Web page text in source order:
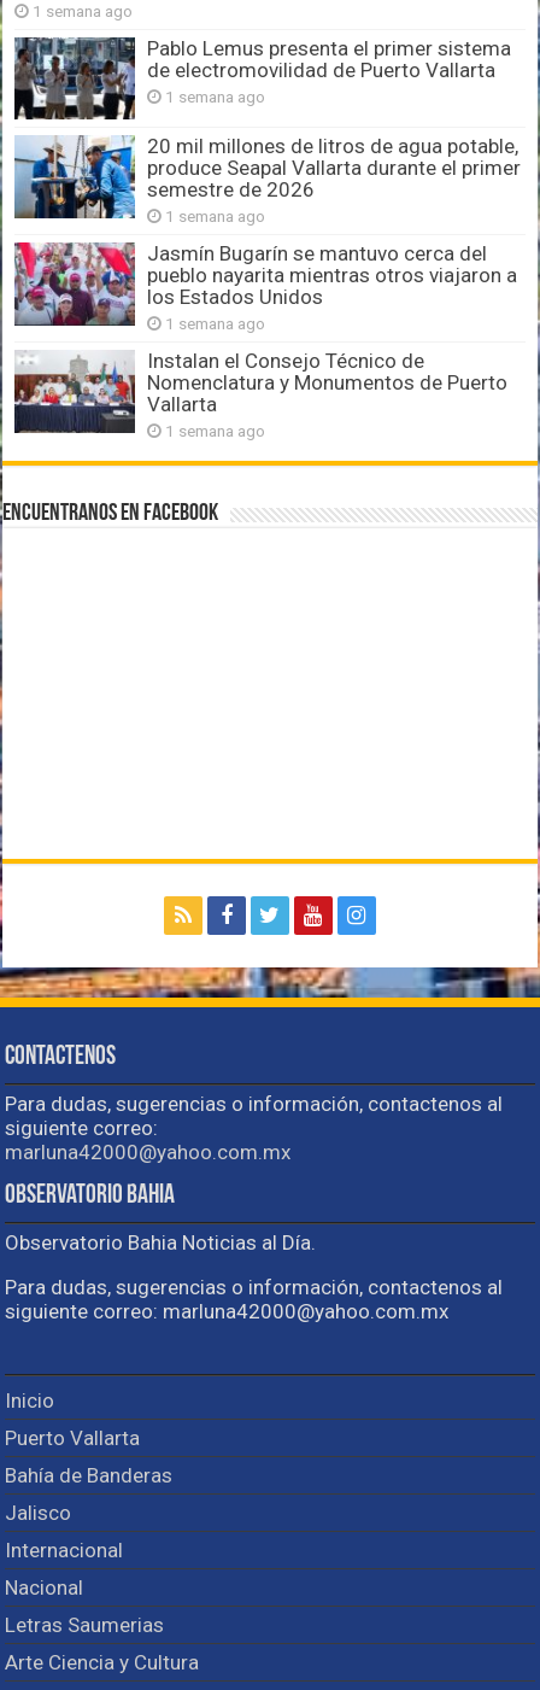
1 semana ago
Pablo Lemus presenta el primer sistema
de electromovilidad de Puerto Vallarta
1 semana ago
20 mil millones de litros de agua potable,
produce Seapal Vallarta durante el primer
semestre de 2026
1 semana ago
Jasmín Bugarín se mantuvo cerca del
pueblo nayarita mientras otros viajaron a
los Estados Unidos
1 semana ago
Instalan el Consejo Técnico de
Nomenclatura y Monumentos de Puerto
Vallarta
1 semana ago
Encuentranos en Facebook
Contactenos
Para dudas, sugerencias o información, contactenos al
siguiente correo:
marluna42000@yahoo.com.mx
Observatorio Bahia
Observatorio Bahia Noticias al Día.
Para dudas, sugerencias o información, contactenos al
siguiente correo: marluna42000@yahoo.com.mx
Inicio
Puerto Vallarta
Bahía de Banderas
Jalisco
Internacional
Nacional
Letras Saumerias
Arte Ciencia y Cultura